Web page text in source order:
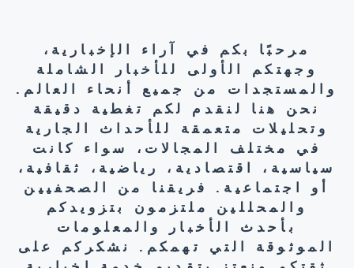
مرحبًا بكم في آراء الإخبارية،
وجهتكم الأولى للأخبار الشاملة
والمستجدات من جميع أنحاء العالم.
نحن هنا لنقدم لكم تغطية دقيقة
وتحليلات متعمقة للأحداث الجارية
في مختلف المجالات، سواء كانت
سياسية، اقتصادية، رياضية، ثقافية،
أو اجتماعية. فريقنا من الصحفيين
والمحللين ملتزمون بتزويدكم
بأحدث الأخبار والمعلومات
الموثوقة التي تهمكم. نشكركم على